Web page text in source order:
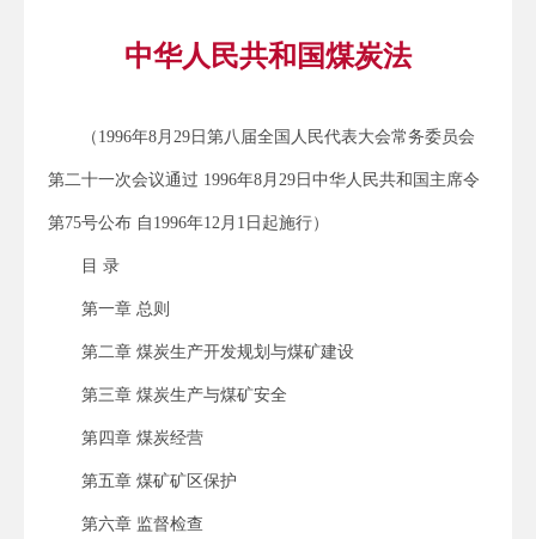
中华人民共和国煤炭法
（1996年8月29日第八届全国人民代表大会常务委员会
第二十一次会议通过 1996年8月29日中华人民共和国主席令
第75号公布 自1996年12月1日起施行）
目 录
第一章 总则
第二章 煤炭生产开发规划与煤矿建设
第三章 煤炭生产与煤矿安全
第四章 煤炭经营
第五章 煤矿矿区保护
第六章 监督检查